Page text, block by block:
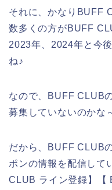
それに、かなりBUFF
数多くの方がBUFF
2023年、2024年と今
ね♪
なので、BUFF CLUB
募集していないのかな
だから、BUFF CLUB
ポンの情報を配信して
CLUB ライン登録】【